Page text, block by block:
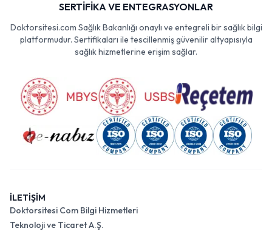
SERTİFİKA VE ENTEGRASYONLAR
Doktorsitesi.com Sağlık Bakanlığı onaylı ve entegreli bir sağlık bilgi
platformudur. Sertifikaları ile tescillenmiş güvenilir altyapısıyla
sağlık hizmetlerine erişim sağlar.
İLETİŞİM
Doktorsitesi Com Bilgi Hizmetleri
Teknoloji ve Ticaret A.Ş.